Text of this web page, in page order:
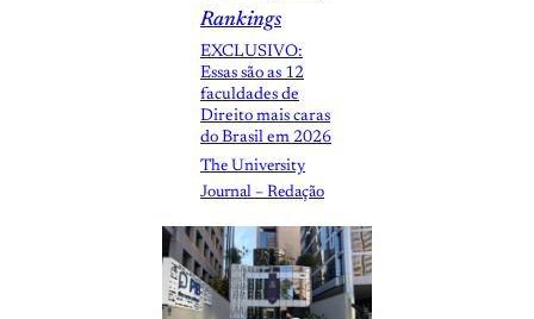
Rankings
EXCLUSIVO:
Essas são as 12
faculdades de
Direito mais caras
do Brasil em 2026
The University
Journal – Redação